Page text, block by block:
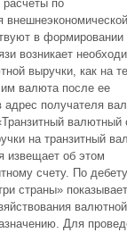
по
в формировании
возникает
выручки, как на
им валюта после ее
получателя
валютный
на транзитный
извещает об этом
счету. По дебету
страны»
валютной
Для